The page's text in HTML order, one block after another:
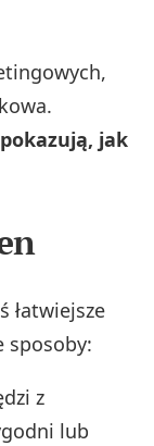
jak
łatwiejsze
sposoby:
z
lub